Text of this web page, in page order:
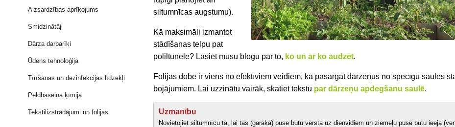
Aizsardzības aprīkojums
Smidzinātāji
Dārza darbarīki
Ūdens tehnoloģija
Tīrīšanas un dezinfekcijas līdzekļi
Peldbaseina ķīmija
Tekstilizstrādājumi un folijas
siltumnīcas augstumu).
Kā maksimāli izmantot
stādīšanas telpu pat
poliltūnēlē? Lasiet mūsu blogu par to, ko un ar ko audzēt.
Folijas dobe ir viens no efektīviem veidiem, kā pasargāt dārzeņus no spēcīgu saules
bojājumiem. Lai uzzinātu vairāk, skatiet tekstu par dārzeņu apdegšanu saulē.
Uzmanību
Novietojiet siltumnīcu tā, lai tās (garākā) puse būtu vērsta uz dienvidiem un ziemeļu pusē būtu ieeja